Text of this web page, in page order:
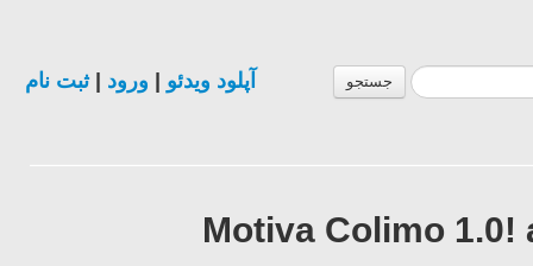
جستجو آپلود ویدئو ورود |ثبت نام
Motiva Colimo